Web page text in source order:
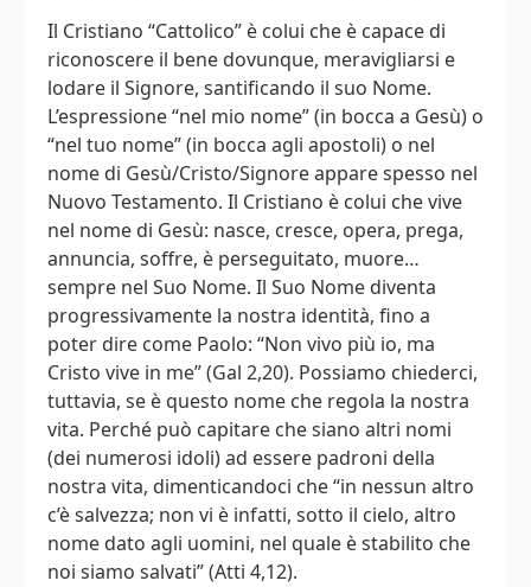
Il Cristiano “Cattolico” è colui che è capace di
riconoscere il bene dovunque, meravigliarsi e
lodare il Signore, santificando il suo Nome.
L’espressione “nel mio nome” (in bocca a Gesù) o
“nel tuo nome” (in bocca agli apostoli) o nel
nome di Gesù/Cristo/Signore appare spesso nel
Nuovo Testamento. Il Cristiano è colui che vive
nel nome di Gesù: nasce, cresce, opera, prega,
annuncia, soffre, è perseguitato, muore…
sempre nel Suo Nome. Il Suo Nome diventa
progressivamente la nostra identità, fino a
poter dire come Paolo: “Non vivo più io, ma
Cristo vive in me” (Gal 2,20). Possiamo chiederci,
tuttavia, se è questo nome che regola la nostra
vita. Perché può capitare che siano altri nomi
(dei numerosi idoli) ad essere padroni della
nostra vita, dimenticandoci che “in nessun altro
c’è salvezza; non vi è infatti, sotto il cielo, altro
nome dato agli uomini, nel quale è stabilito che
noi siamo salvati” (Atti 4,12).